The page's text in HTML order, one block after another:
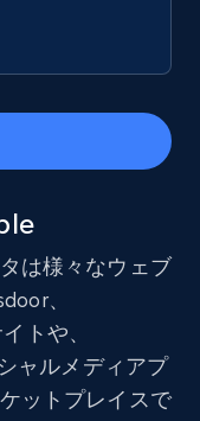
rate,
今すぐ購入
は様々なウェブ
、
トや、
ャルメディアプ
ットプレイスで